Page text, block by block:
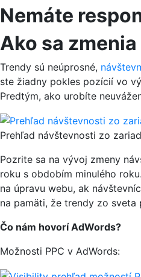
Nemáte
Ako sa
Trendy sú neúprosné,
ste žiadny pokles pozícií vo
Predtým, ako urobíte
Prehľad návštevnosti zo
Pozrite sa na vývoj zmeny
roku s obdobím minulého
na úpravu webu, ak
na pamäti, že trendy zo sveta
Čo nám hovorí AdWords?
Možnosti PPC v AdWords: